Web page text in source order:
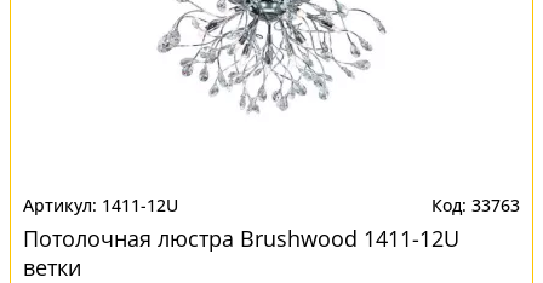
1411-12U 33763
Потолочная люстра Brushwood 1411-12U
ветки